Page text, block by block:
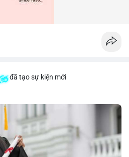
đã tạo sự kiện mới